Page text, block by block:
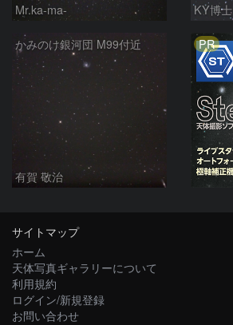
Mr.ka-ma- KY博士
かみのけ銀河団 M99付近
有賀 敬治
PR
サイトマップ
ホーム
天体写真ギャラリーについて
利用規約
ログイン/新規登録
お問い合わせ